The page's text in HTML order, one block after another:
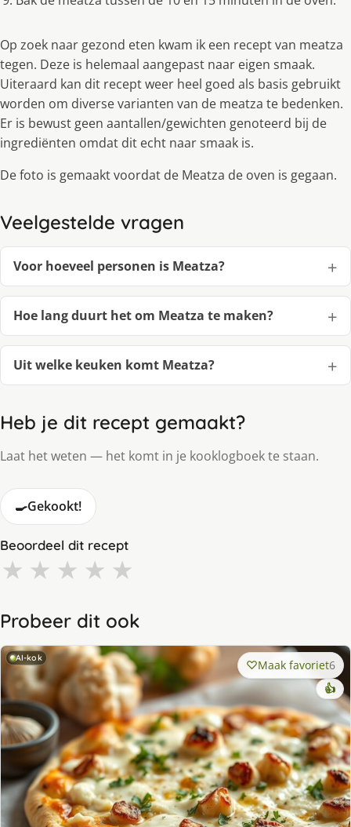
Op zoek naar gezond eten kwam ik een recept van meatza
tegen. Deze is helemaal aangepast naar eigen smaak.
Uiteraard kan dit recept weer heel goed als basis gebruikt
worden om diverse varianten van de meatza te bedenken.
Er is bewust geen aantallen/gewichten genoteerd bij de
ingrediënten omdat dit echt naar smaak is.
De foto is gemaakt voordat de Meatza de oven is gegaan.
Veelgestelde vragen
Voor hoeveel personen is Meatza?
Hoe lang duurt het om Meatza te maken?
Uit welke keuken komt Meatza?
Heb je dit recept gemaakt?
Laat het weten — het komt in je kooklogboek te staan.
🍳Gekookt!
Beoordeel dit recept
★ ★ ★ ★ ★
Probeer dit ook
AI-kok Maak favoriet6
👍